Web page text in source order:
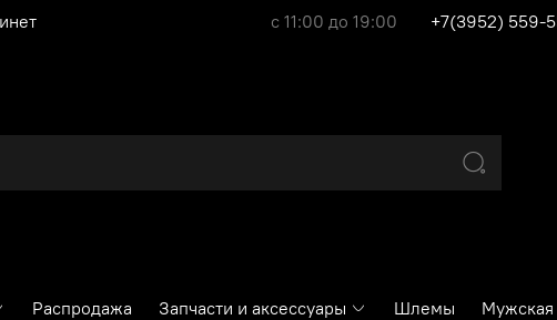
с 11:00 до 19:00 +7(3952) 559-
Распродажа Запчасти и аксессуары Шлемы